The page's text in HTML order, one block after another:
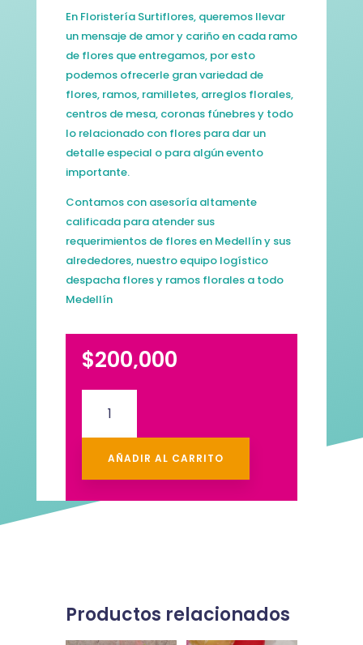
En Floristería Surtiflores, queremos llevar
un mensaje de amor y cariño en cada ramo
de flores que entregamos, por esto
podemos ofrecerle gran variedad de
flores, ramos, ramilletes, arreglos florales,
centros de mesa, coronas fúnebres y todo
lo relacionado con flores para dar un
detalle especial o para algún evento
importante.
Contamos con asesoría altamente
calificada para atender sus
requerimientos de flores en Medellín y sus
alrededores, nuestro equipo logístico
despacha flores y ramos florales a todo
Medellín
$200,000
+
DIA
AÑADIR AL CARRITO
Productos relacionados